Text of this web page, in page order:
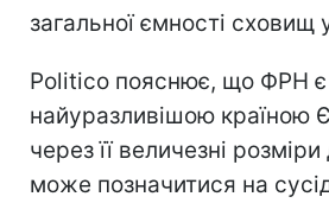
загальної ємності сховищ
Politico пояснює, що ФРН є
найуразливішою країною
через її величезні
може позначитися на